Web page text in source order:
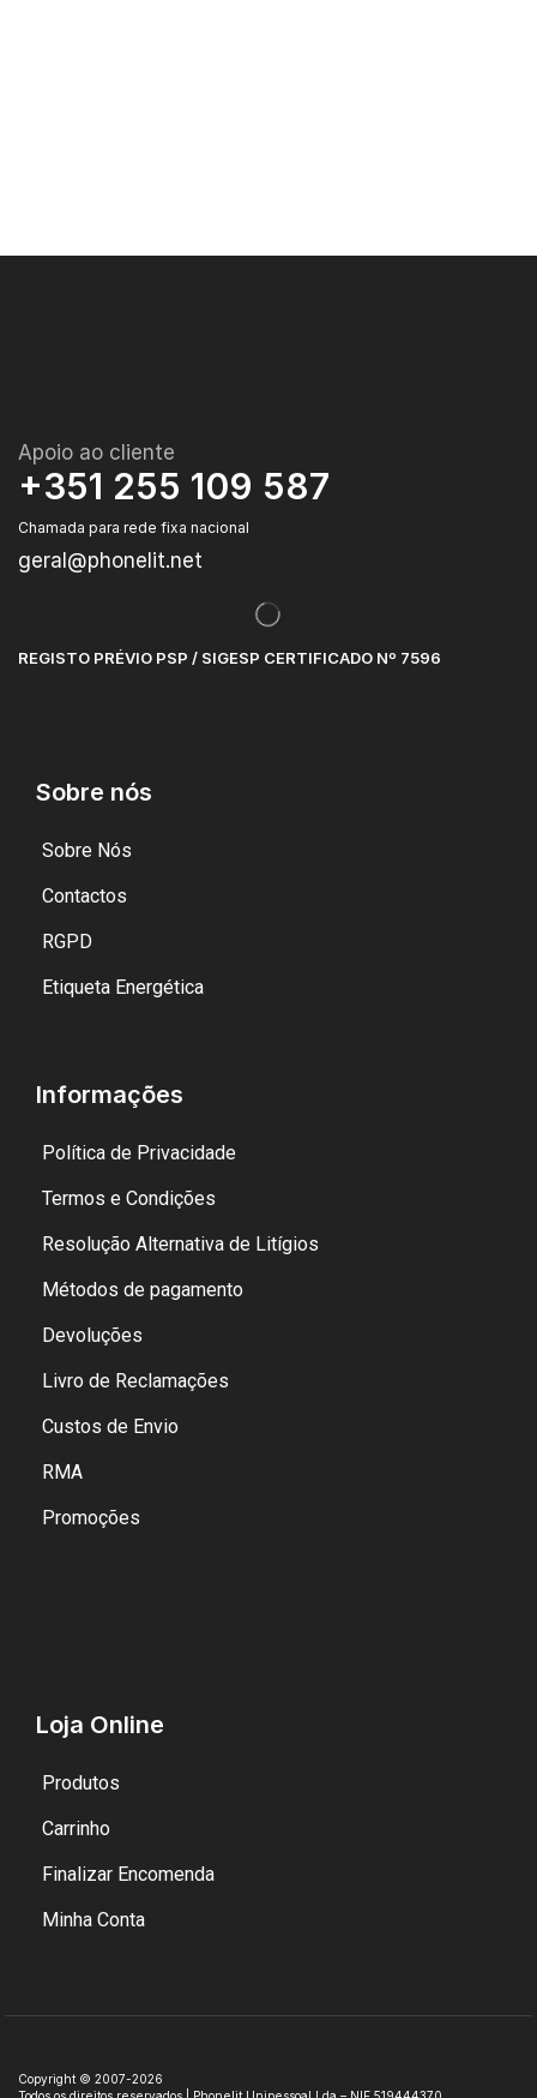
Apoio ao cliente
+351 255 109 587
Chamada para rede fixa nacional
geral@phonelit.net
REGISTO PRÉVIO PSP / SIGESP CERTIFICADO Nº 7596
Sobre nós
Sobre Nós
Contactos
RGPD
Etiqueta Energética
Informações
Política de Privacidade
Termos e Condições
Resolução Alternativa de Litígios
Métodos de pagamento
Devoluções
Livro de Reclamações
Custos de Envio
RMA
Promoções
Loja Online
Produtos
Carrinho
Finalizar Encomenda
Minha Conta
Copyright © 2007-2026